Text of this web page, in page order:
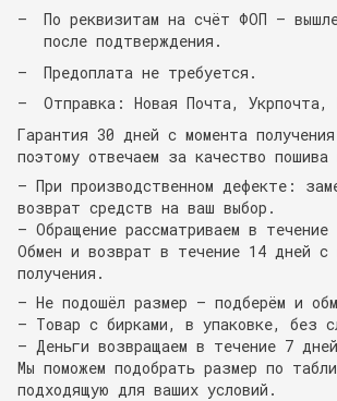
По реквизитам на счёт ФОП —
после подтверждения.
Предоплата не требуется.
Отправка: Новая Почта, Укрпочта,
Гарантия 30 дней с момента
поэтому отвечаем за качество пошива
— При производственном дефекте:
возврат средств на ваш выбор.
— Обращение рассматриваем в
Обмен и возврат в течение 14 дней с
получения.
— Не подошёл размер — подберём и
— Товар с бирками, в упаковке, без
— Деньги возвращаем в течение 7
Мы поможем подобрать размер по
подходящую для ваших условий.